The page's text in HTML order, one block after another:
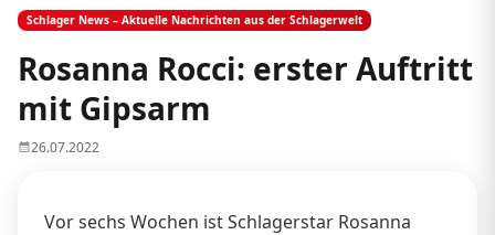
Schlager News – Aktuelle Nachrichten aus der Schlagerwelt
Rosanna Rocci: erster Auftritt
mit Gipsarm
26.07.2022
Vor sechs Wochen ist Schlagerstar Rosanna